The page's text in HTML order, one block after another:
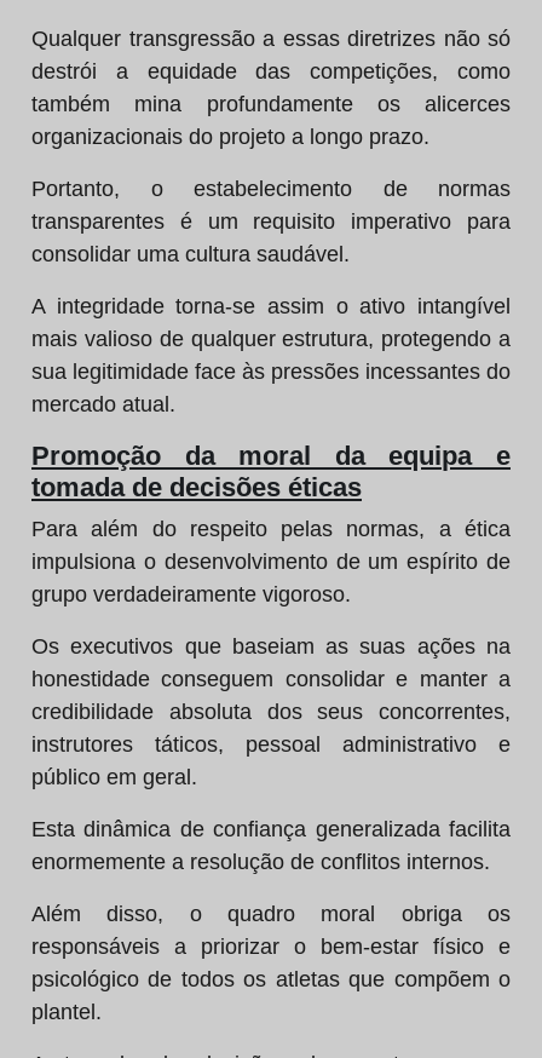
Qualquer transgressão a essas diretrizes não só
destrói a equidade das competições, como
também mina profundamente os alicerces
organizacionais do projeto a longo prazo.
Portanto, o estabelecimento de normas
transparentes é um requisito imperativo para
consolidar uma cultura saudável.
A integridade torna-se assim o ativo intangível
mais valioso de qualquer estrutura, protegendo a
sua legitimidade face às pressões incessantes do
mercado atual.
Promoção da moral da equipa e
tomada de decisões éticas
Para além do respeito pelas normas, a ética
impulsiona o desenvolvimento de um espírito de
grupo verdadeiramente vigoroso.
Os executivos que baseiam as suas ações na
honestidade conseguem consolidar e manter a
credibilidade absoluta dos seus concorrentes,
instrutores táticos, pessoal administrativo e
público em geral.
Esta dinâmica de confiança generalizada facilita
enormemente a resolução de conflitos internos.
Além disso, o quadro moral obriga os
responsáveis a priorizar o bem-estar físico e
psicológico de todos os atletas que compõem o
plantel.